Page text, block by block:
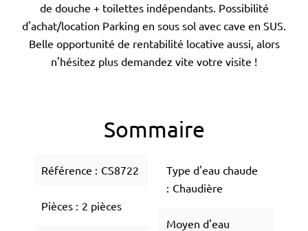
de douche + toilettes indépendants. Possibilité
d'achat/location Parking en sous sol avec cave en SUS.
Belle opportunité de rentabilité locative aussi, alors
n'hésitez plus demandez vite votre visite !
Sommaire
Référence CS8722
Pièces 2 pièces
Type d'eau chaude
Chaudière
Moyen d'eau